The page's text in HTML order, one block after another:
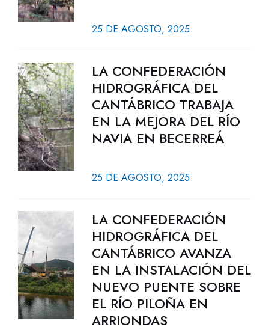
25 DE AGOSTO, 2025
LA CONFEDERACIÓN
HIDROGRÁFICA DEL
CANTÁBRICO TRABAJA
EN LA MEJORA DEL RÍO
NAVIA EN BECERREÁ
25 DE AGOSTO, 2025
LA CONFEDERACIÓN
HIDROGRÁFICA DEL
CANTÁBRICO AVANZA
EN LA INSTALACIÓN DEL
NUEVO PUENTE SOBRE
EL RÍO PILOÑA EN
ARRIONDAS